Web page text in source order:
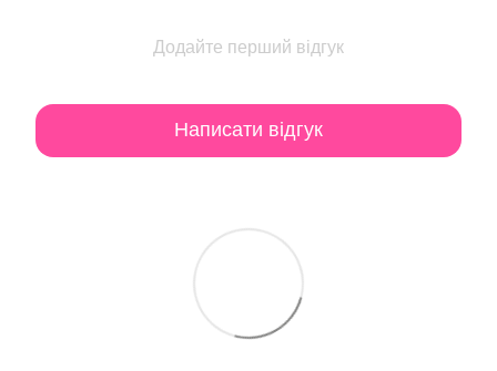
Додайте перший відгук
Написати відгук